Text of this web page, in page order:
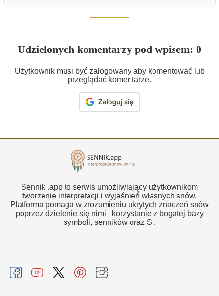
Udzielonych komentarzy pod wpisem: 0
Użytkownik musi być zalogowany aby komentować lub
przeglądać komentarze.
Sennik .app to serwis umożliwiający użytkownikom
tworzenie interpretacji i wyjaśnień własnych snów.
Platforma pomaga w zrozumieniu ukrytych znaczeń snów
poprzez dzielenie się nimi i korzystanie z bogatej bazy
symboli, senników oraz SI.